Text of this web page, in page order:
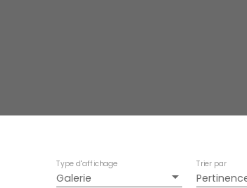
Galerie
Type d'affichage Trier par